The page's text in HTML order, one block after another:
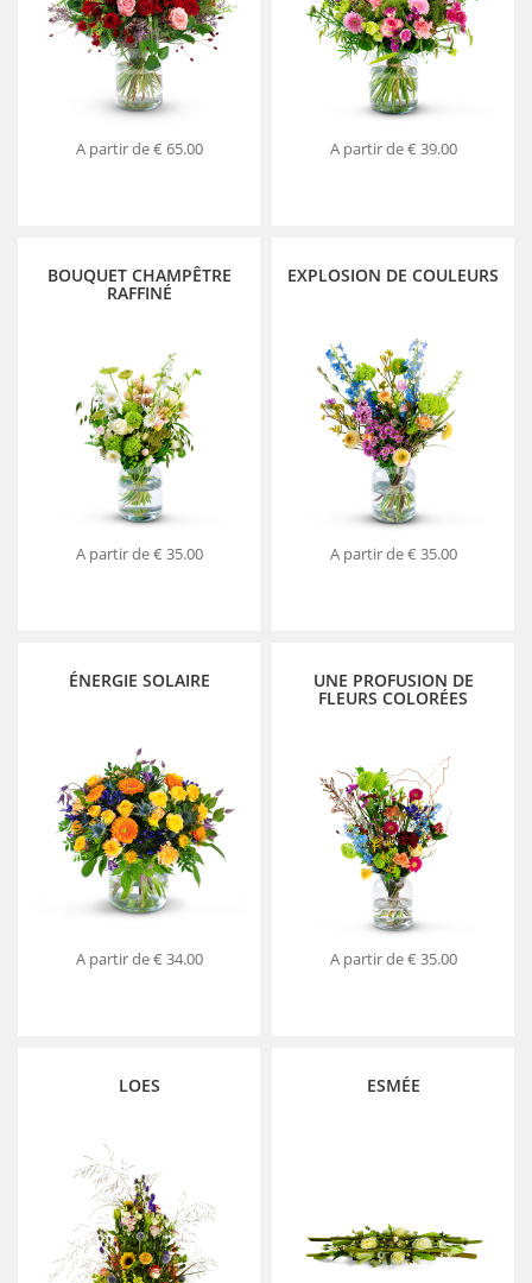
A partir de€ 65.00 A partir de€ 39.00
BOUQUET CHAMPÊTRE
RAFFINÉ
A partir de€ 35.00
EXPLOSION DE COULEURS
A partir de€ 35.00
ÉNERGIE SOLAIRE
A partir de€ 34.00
UNE PROFUSION DE
FLEURS COLORÉES
A partir de€ 35.00
LOES ESMÉE